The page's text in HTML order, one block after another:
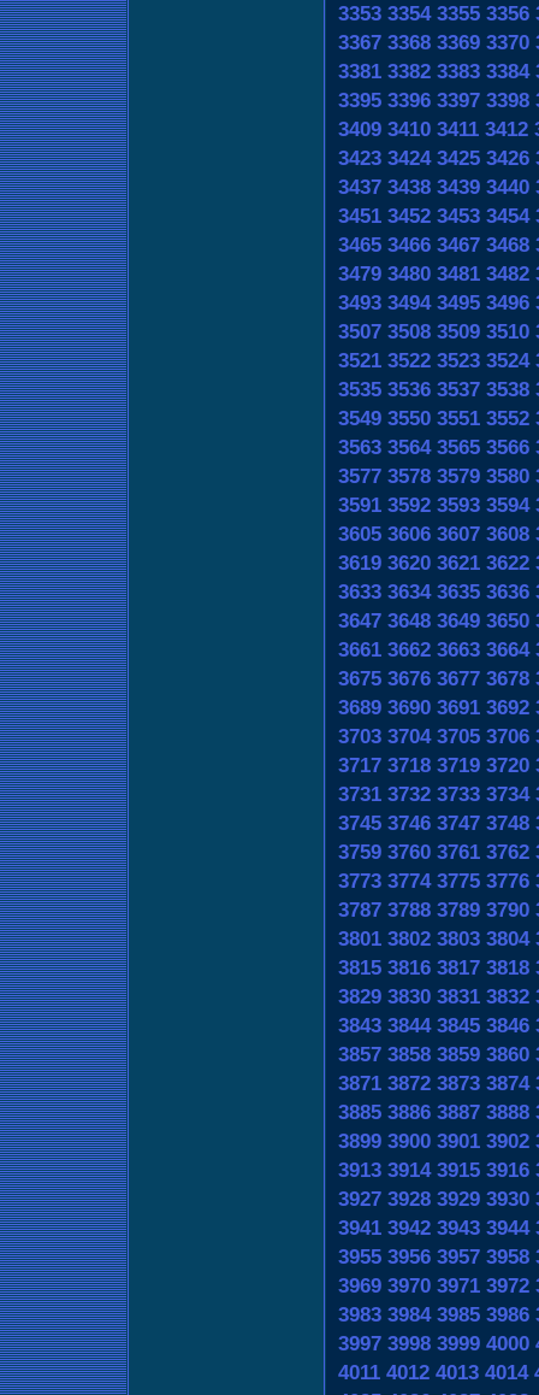
3353 3354 3355 3356
3367 3368 3369 3370
3381 3382 3383 3384
3395 3396 3397 3398
3409 3410 3411 3412
3423 3424 3425 3426
3437 3438 3439 3440
3451 3452 3453 3454
3465 3466 3467 3468
3479 3480 3481 3482
3493 3494 3495 3496
3507 3508 3509 3510
3521 3522 3523 3524
3535 3536 3537 3538
3549 3550 3551 3552
3563 3564 3565 3566
3577 3578 3579 3580
3591 3592 3593 3594
3605 3606 3607 3608
3619 3620 3621 3622
3633 3634 3635 3636
3647 3648 3649 3650
3661 3662 3663 3664
3675 3676 3677 3678
3689 3690 3691 3692
3703 3704 3705 3706
3717 3718 3719 3720
3731 3732 3733 3734
3745 3746 3747 3748
3759 3760 3761 3762
3773 3774 3775 3776
3787 3788 3789 3790
3801 3802 3803 3804
3815 3816 3817 3818
3829 3830 3831 3832
3843 3844 3845 3846
3857 3858 3859 3860
3871 3872 3873 3874
3885 3886 3887 3888
3899 3900 3901 3902
3913 3914 3915 3916
3927 3928 3929 3930
3941 3942 3943 3944
3955 3956 3957 3958
3969 3970 3971 3972
3983 3984 3985 3986
3997 3998 3999 4000
4011 4012 4013 4014